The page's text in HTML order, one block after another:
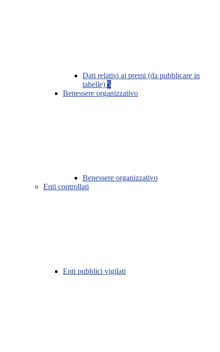
Dati relativi ai premi (da pubblicare in
tabelle) 5
Benessere organizzativo
Benessere organizzativo
Enti controllati
Enti pubblici vigilati